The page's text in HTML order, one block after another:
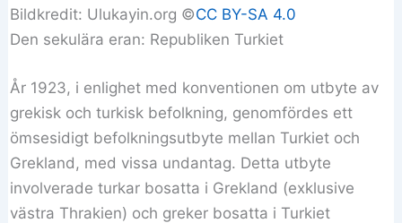
Bildkredit: Ulukayin.org ©️CC BY-SA 4.0
Den sekulära eran: Republiken Turkiet
År 1923, i enlighet med konventionen om utbyte av
grekisk och turkisk befolkning, genomfördes ett
ömsesidigt befolkningsutbyte mellan Turkiet och
Grekland, med vissa undantag. Detta utbyte
involverade turkar bosatta i Grekland (exklusive
västra Thrakien) och greker bosatta i Turkiet